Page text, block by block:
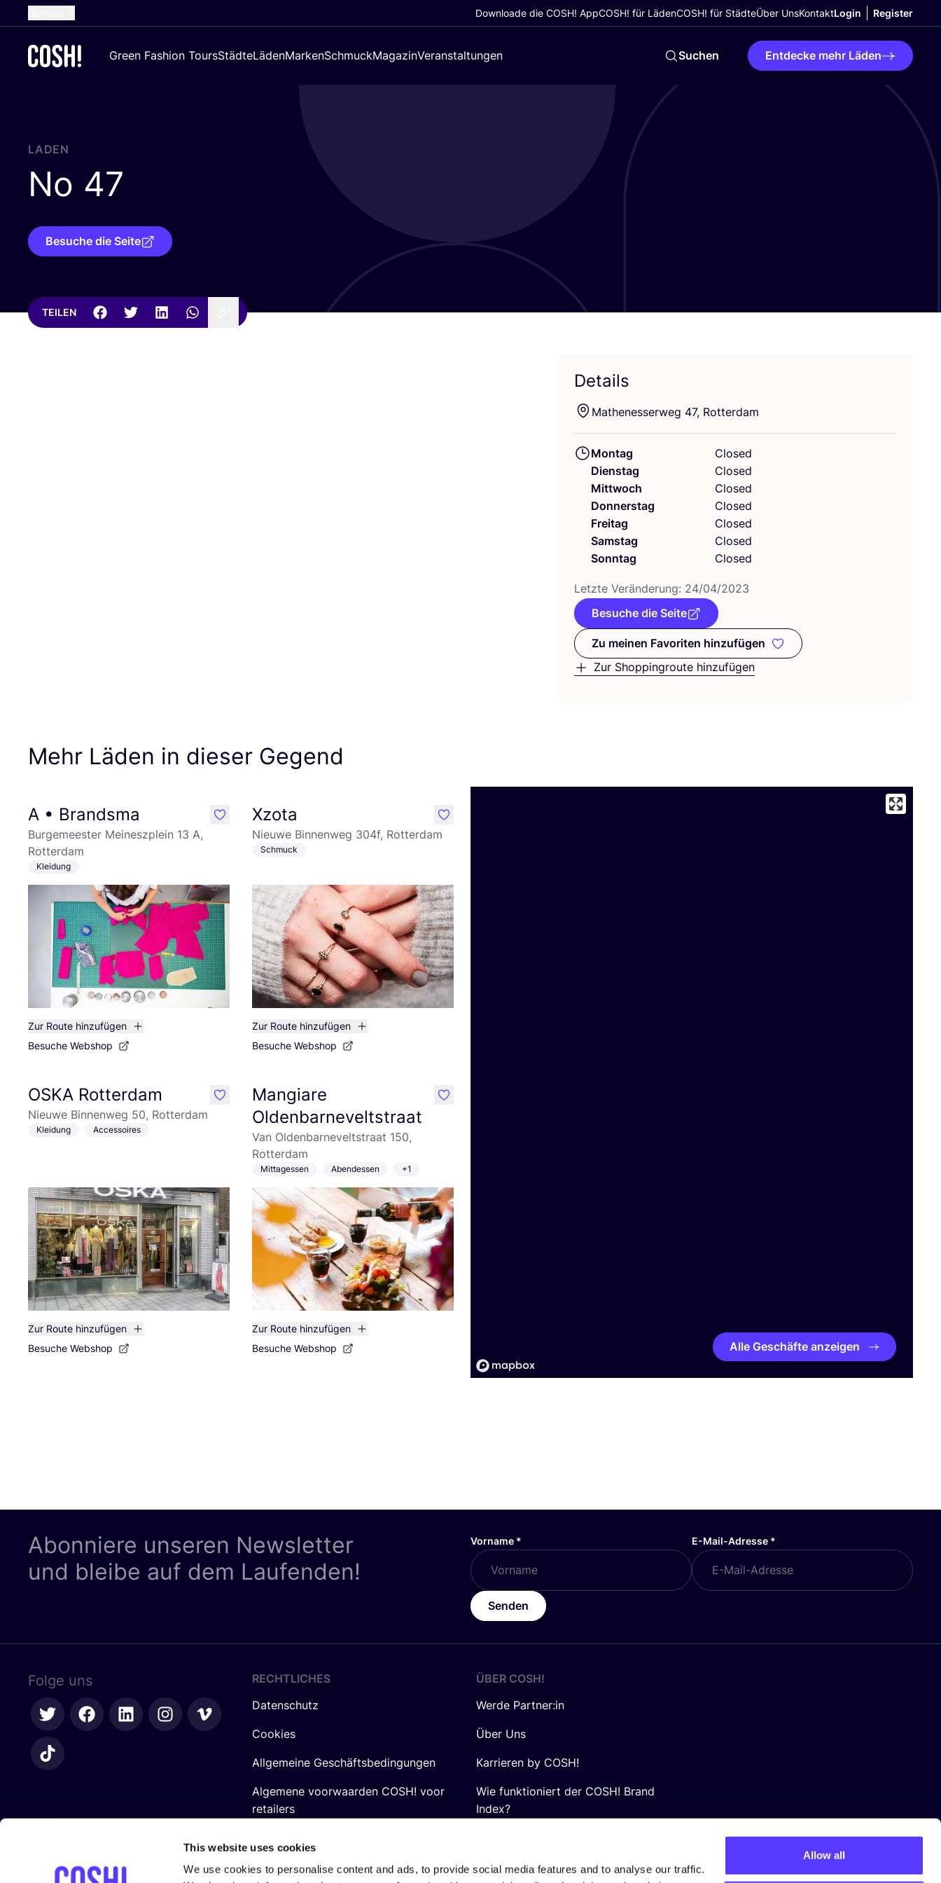
This website uses cookies
We use cookies to personalise content and ads, to provide social media features and to analyse our traffic.
Allow all
Dutch
Croatian
Downloade die COSH! AppCOSH! für LädenCOSH! für StädteÜber UnsKontaktLogin Register
Green Fashion ToursStädteLädenMarkenSchmuckMagazinVeranstaltungen Suchen Entdecke mehr Läden
LADEN
No 47
Besuche die Seite
TEILEN
Details
Mathe­nes­ser­weg 47, Rotterdam
Montag
Closed
Dienstag
Closed
Mittwoch
Closed
Donnerstag
Closed
Freitag
Closed
Samstag
Closed
Sonntag
Closed
Letz­te Ver­än­de­rung: 24/04/2023
Besuche die Seite
Zu meinen Favoriten hinzufügen
Zu meinen Favoriten hinzufügen
Zur Shoppingroute hinzufügen
Mehr Läden in dieser Gegend
A • Brandsma
Burgemeester Meineszplein 13 A,
Rotterdam
Kleidung
Zur Route hinzufügen
Besuche Webshop
like Xzota
Nieuwe Binnenweg 304f, Rotterdam
Schmuck
Zur Route hinzufügen
Besuche Webshop
like
OSKA Rotterdam
Nieuwe Binnenweg 50, Rotterdam
Kleidung Accessoires
Zur Route hinzufügen
Besuche Webshop
like
Mangiare
Oldenbarneveltstraat
Van Oldenbarneveltstraat 150,
Rotterdam
Mittagessen Abendessen +1
Zur Route hinzufügen
Besuche Webshop
like
Alle Geschäfte anzeigen
Abonniere unseren Newsletter
und bleibe auf dem Laufenden!
Vorname * E-Mail-Adresse *
Senden
Folge uns
RECHTLICHES
Datenschutz
Cookies
Allgemeine Geschäftsbedingungen
Algemene voorwaarden COSH! voor
retailers
ÜBER COSH!
Werde Partner:in
Über Uns
Karrieren by COSH!
Wie funktioniert der COSH! Brand
Index?